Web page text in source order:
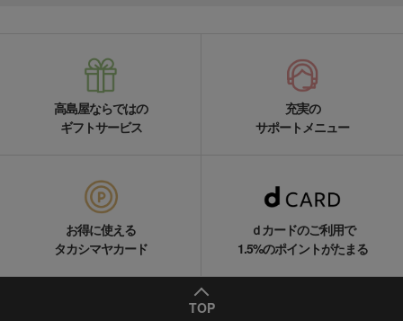
高島屋ならではの
ギフトサービス
充実の
サポートメニュー
お得に使える
タカシマヤカード
ｄカードのご利用で
1.5%のポイントがたまる
TOP